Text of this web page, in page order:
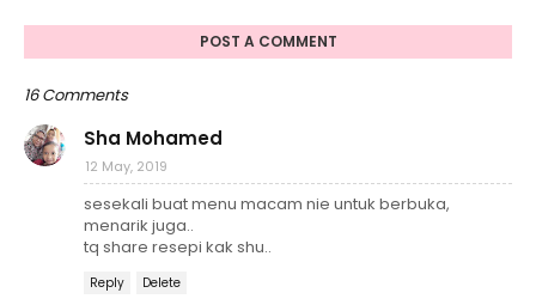
POST A COMMENT
16 Comments
Sha Mohamed
12 May, 2019
sesekali buat menu macam nie untuk berbuka,
menarik juga..
tq share resepi kak shu..
Reply Delete